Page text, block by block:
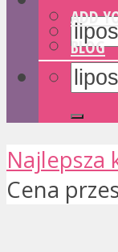
ADD
BLOG
Najlepsza
Cena